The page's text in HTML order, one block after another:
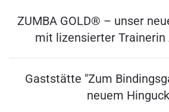
ZUMBA GOLD® – unser
mit lizensierter Trainerin
Gaststätte "Zum
neuem